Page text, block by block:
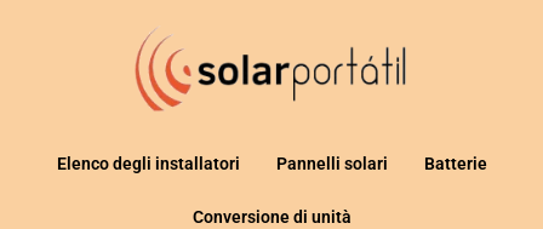
Elenco degli installatori Pannelli solari Batterie
Conversione di unità